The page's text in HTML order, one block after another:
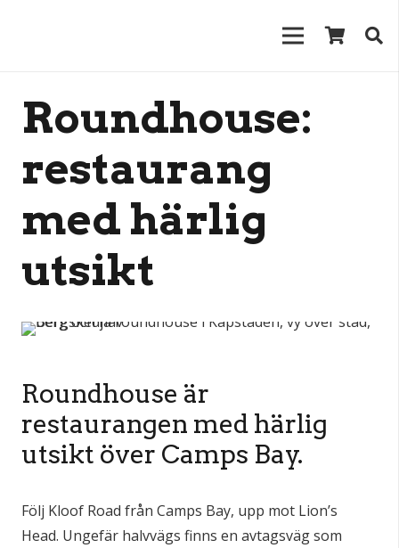
Roundhouse:
restaurang
med härlig
utsikt
Roundhouse är
restaurangen med härlig
utsikt över Camps Bay.
Följ Kloof Road från Camps Bay, upp mot Lion’s
Head. Ungefär halvvägs finns en avtagsväg som